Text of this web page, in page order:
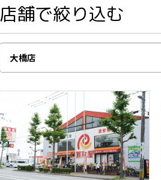
店舗で絞り込む